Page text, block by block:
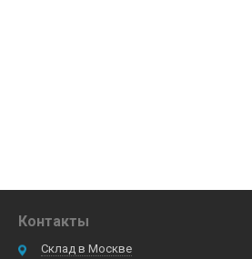
Контакты
Склад в Москве